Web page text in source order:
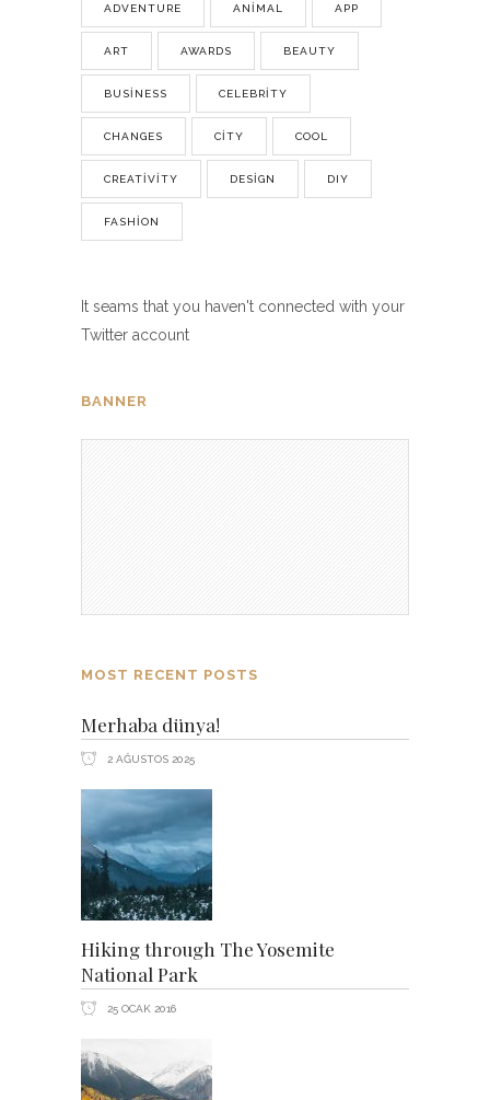
ADVENTURE ANIMAL APP
ART AWARDS BEAUTY
BUSINESS CELEBRITY
CHANGES CITY COOL
CREATIVITY DESIGN DIY
FASHION
It seams that you haven't connected with your
Twitter account
BANNER
MOST RECENT POSTS
Merhaba dünya!
2 AĞUSTOS 2025
Hiking through The Yosemite
National Park
25 OCAK 2016